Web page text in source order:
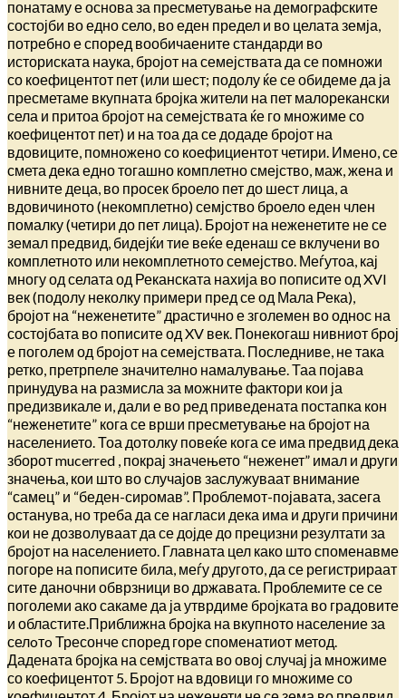
понатаму е основа за пресметување на демографските
состојби во едно село, во еден предел и во целата земја,
потребно е според вообичаените стандарди во
историската наука, бројот на семејствата да се помножи
со коефицентот пет (или шест; подолу ќе се обидеме да ја
пресметаме вкупната бројка жители на пет малорекански
села и притоа бројот на семејствата ќе го множиме со
коефицентот пет) и на тоа да се додаде бројот на
вдовиците, помножено со коефициентот четири. Имено, се
смета дека едно тогашно комплетно смејство, маж, жена и
нивните деца, во просек броело пет до шест лица, а
вдовичиното (некомплетно) семјство броело еден член
помалку (четири до пет лица). Бројот на неженетите не се
земал предвид, бидејќи тие веќе еденаш се вклучени во
комплетното или некомплетното семејство. Меѓутоа, кај
многу од селата од Реканската нахија во пописите од XVI
век (подолу неколку примери пред се од Мала Река),
бројот на “неженетите” драстично е зголемен во однос на
состојбата во пописите од XV век. Понекогаш нивниот број
е поголем од бројот на семејствата. Последниве, не така
ретко, претрпеле значително намалување. Таа појава
принудува на размисла за можните фактори кои ја
предизвикале и, дали е во ред приведената постапка кон
“неженетите” кога се врши пресметување на бројот на
населението. Тоа дотолку повеќе кога се има предвид дека
зборот mucerred , покрај значењето “неженет” имал и други
значења, кои што во случајов заслужуваат внимание
“самец” и “беден-сиромав”. Проблемот-појавата, засега
останува, но треба да се нагласи дека има и други причини
кои не дозволуваат да се дојде до прецизни резултати за
бројот на населението. Главната цел како што споменавме
погоре на пописите била, меѓу другото, да се регистрираат
сите даночни обврзници во државата. Проблемите се се
поголеми ако сакаме да ја утврдиме бројката во градовите
и областите.Приближна бројка на вкупното население за
селoтo Тресонче според горе споменатиот метод.
Дадената бројка на семјствата во овој случај ја множиме
со коефицентот 5. Бројот на вдовици го множиме со